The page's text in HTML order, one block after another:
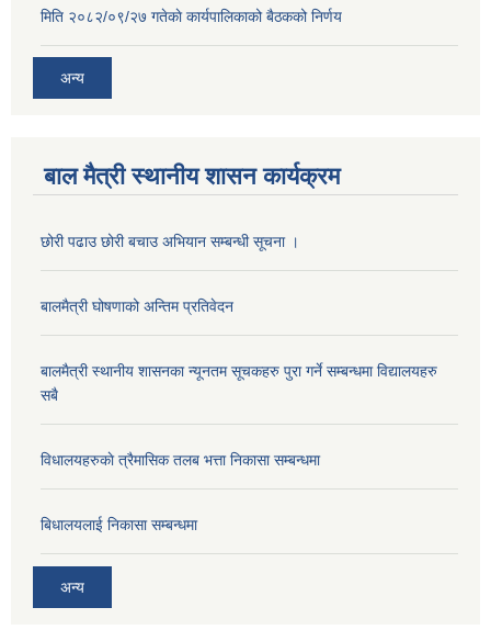
मिति २०८२/०९/२७ गतेकाे कार्यपालिकाको बैठकको निर्णय
अन्य
बाल मैत्री स्थानीय शासन कार्यक्रम
छोरी पढाउ छोरी बचाउ अभियान सम्बन्धी सूचना ।
बालमैत्री घोषणाको अन्तिम प्रतिवेदन
बालमैत्री स्थानीय शासनका न्यूनतम सूचकहरु पुरा गर्ने सम्बन्धमा विद्यालयहरु
सबै
विधालयहरुकाे त्रैमासिक तलब भत्ता निकासा सम्बन्धमा
बिधालयलाई निकासा सम्बन्धमा
अन्य